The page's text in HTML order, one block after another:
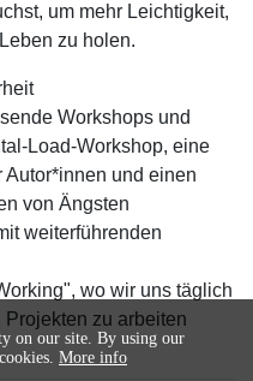
um mehr Leichtigkeit,
zu holen.
Workshops und
Load-Workshop, eine
und einen
von Ängsten
weiterführenden
wo wir uns täglich
zu arbeiten
on our site. By using our
More info